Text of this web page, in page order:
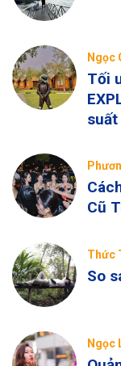
Ngọc
Tối
suất
Cũ
Thức
So
Ngọc